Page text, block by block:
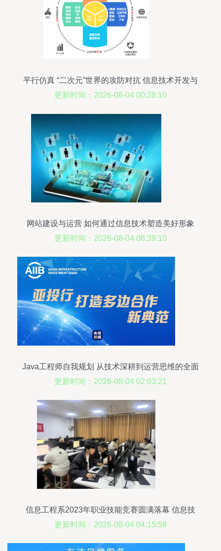
平行仿真 “二次元”世界的攻防对抗 信息技术开发与
运营
更新时间：2026-08-04 00:28:10
网站建设与运营 如何通过信息技术塑造美好形象
更新时间：2026-08-04 08:39:10
Java工程师自我规划 从技术深耕到运营思维的全面
升级
更新时间：2026-08-04 02:03:21
信息工程系2023年职业技能竞赛圆满落幕 信息技
术开发与运营激发创新热潮
更新时间：2026-08-04 04:15:58